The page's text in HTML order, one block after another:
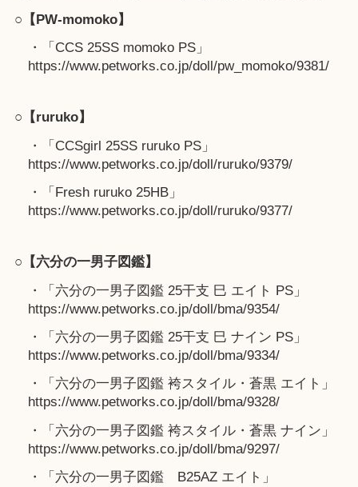
○【PW-momoko】
・「CCS 25SS momoko PS」
https://www.petworks.co.jp/doll/pw_momoko/9381/
○【ruruko】
・「CCSgirl 25SS ruruko PS」
https://www.petworks.co.jp/doll/ruruko/9379/
・「Fresh ruruko 25HB」
https://www.petworks.co.jp/doll/ruruko/9377/
○【六分の一男子図鑑】
・「六分の一男子図鑑 25干支 巳 エイト PS」
https://www.petworks.co.jp/doll/bma/9354/
・「六分の一男子図鑑 25干支 巳 ナイン PS」
https://www.petworks.co.jp/doll/bma/9334/
・「六分の一男子図鑑 袴スタイル・蒼黒 エイト」
https://www.petworks.co.jp/doll/bma/9328/
・「六分の一男子図鑑 袴スタイル・蒼黒 ナイン」
https://www.petworks.co.jp/doll/bma/9297/
・「六分の一男子図鑑 B25AZ エイト」